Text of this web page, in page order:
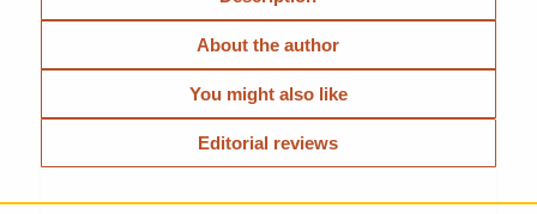
About the author
You might also like
Editorial reviews